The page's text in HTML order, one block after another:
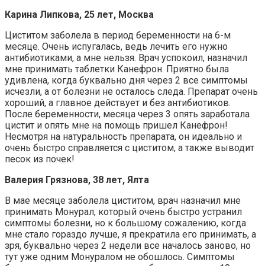
Карина Липкова, 25 лет, Москва
Циститом заболела в период беременности на 6-м
месяце. Очень испугалась, ведь лечить его нужно
антибиотиками, а мне нельзя. Врач успокоил, назначил
мне принимать таблетки Канефрон. Приятно была
удивлена, когда буквально дня через 2 все симптомы
исчезли, а от болезни не осталось следа. Препарат очень
хороший, а главное действует и без антибиотиков.
После беременности, месяца через 3 опять заработала
цистит и опять мне на помощь пришел Канефрон!
Несмотря на натуральность препарата, он идеально и
очень быстро справляется с циститом, а также выводит
песок из почек!
Валерия Грязнова, 38 лет, Ялта
В мае месяце заболела циститом, врач назначил мне
принимать Монурал, который очень быстро устранил
симптомы болезни, но к большому сожалению, когда
мне стало гораздо лучше, я прекратила его принимать, а
зря, буквально через 2 недели все началось заново, но
тут уже одним Монуралом не обошлось. Симптомы